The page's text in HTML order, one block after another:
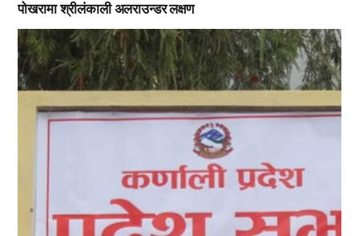
पोखरामा श्रीलंकाली अलराउन्डर लक्षण
,